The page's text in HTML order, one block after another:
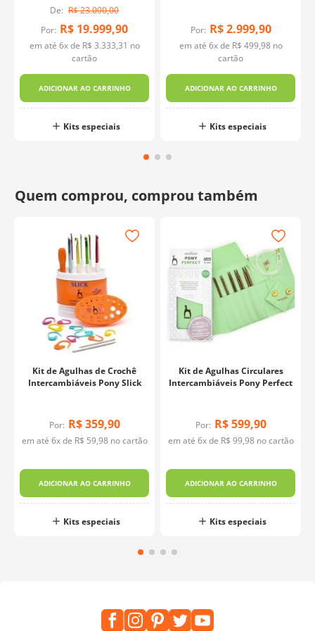
R$23.000,00
Por: R$ 19.999,90
em até 6x de R$ 3.333,31 no
cartão
ADICIONAR AO CARRINHO
Kits especiais
Por: R$ 2.999,90
em até 6x de R$ 499,98no
cartão
ADICIONAR AO CARRINHO
Kits especiais
Kit de Agulhas de Crochê
Intercambiáveis Pony Slick
Por: R$ 359,90
em até 6x de R$ 59,98no cartão
ADICIONAR AO CARRINHO
Kits especiais
Kit de Agulhas Circulares
Intercambiáveis Pony Perfect
Por: R$ 599,90
em até 6x de R$ 99,98no cartão
ADICIONAR AO CARRINHO
Kits especiais